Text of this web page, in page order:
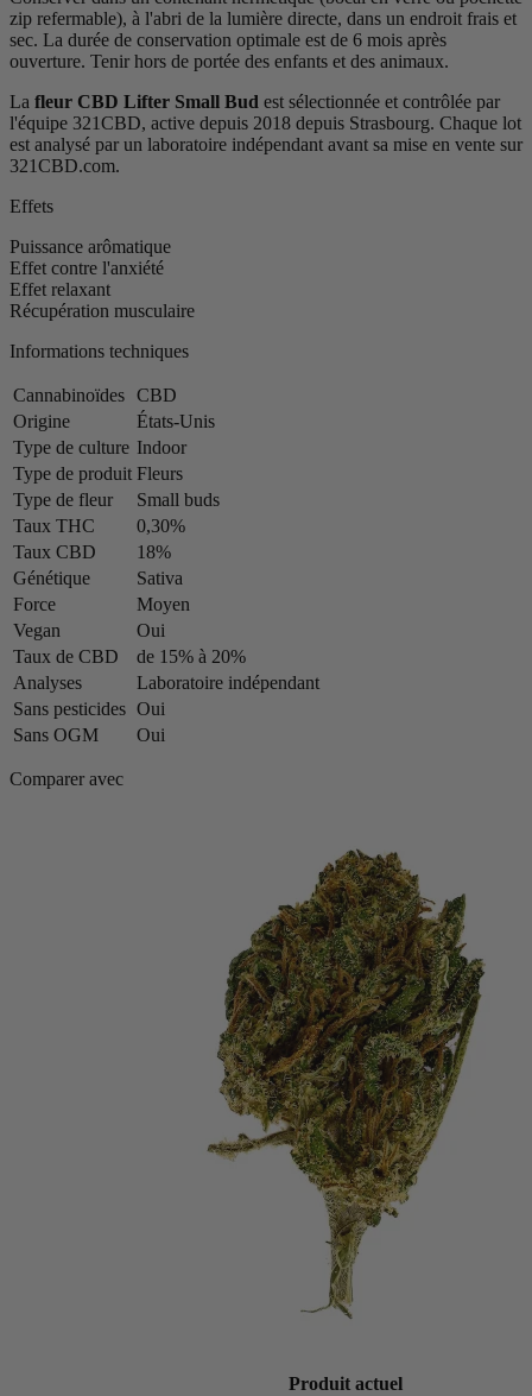
zip refermable), à l'abri de la lumière directe, dans un endroit frais et
sec. La durée de conservation optimale est de 6 mois après
ouverture. Tenir hors de portée des enfants et des animaux.
La fleur CBD Lifter Small Bud est sélectionnée et contrôlée par
l'équipe 321CBD, active depuis 2018 depuis Strasbourg. Chaque lot
est analysé par un laboratoire indépendant avant sa mise en vente sur
321CBD.com.
Effets
Puissance arômatique
Effet contre l'anxiété
Effet relaxant
Récupération musculaire
Informations techniques
Cannabinoïdes CBD
Origine
États-Unis
Type de culture Indoor
Type de produit Fleurs
Type de fleur
Small buds
Taux THC
0,30%
Taux CBD
18%
Génétique
Sativa
Force
Moyen
Vegan
Oui
Taux de CBD
de 15% à 20%
Analyses
Laboratoire indépendant
Sans pesticides Oui
Sans OGM
Oui
Comparer avec
Produit actuel